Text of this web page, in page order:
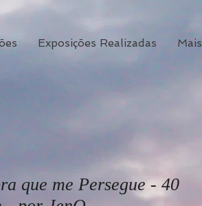
Exposições Realizadas Mais
que me Persegue - 40